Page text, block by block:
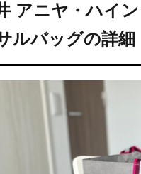
アニヤ・ハイ
ルバッグの詳細